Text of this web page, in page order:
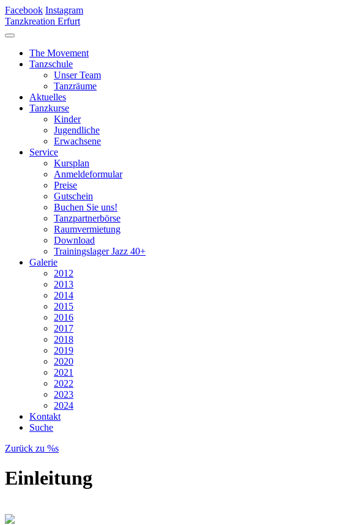
Facebook Instagram
Tanzkreation Erfurt
The Movement
Tanzschule
Unser Team
Tanzräume
Aktuelles
Tanzkurse
Kinder
Jugendliche
Erwachsene
Service
Kursplan
Anmeldeformular
Preise
Gutschein
Buchen Sie uns!
Tanzpartnerbörse
Raumvermietung
Download
Trainingslager Jazz 40+
Galerie
2012
2013
2014
2015
2016
2017
2018
2019
2020
2021
2022
2023
2024
Kontakt
Suche
Zurück zu %s
Einleitung